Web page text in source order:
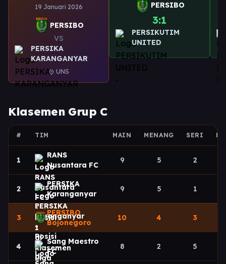
19 Januari 2026
PERSIBO
VS
PERSIKA
KARANGANYAR
location_on UNS
PERSIBO
3:1
PERSIKUTIM
UNITED
Klasemen Grup C
# TIM MAIN MENANG SERI
1
RANS
Nusantara FC
9 5 2
2
PERSIKA
Karanganyar
9 5 1
3
PERSIBO
Bojonegoro
10 4 3
4
Sang Maestro
FC
8 2 5